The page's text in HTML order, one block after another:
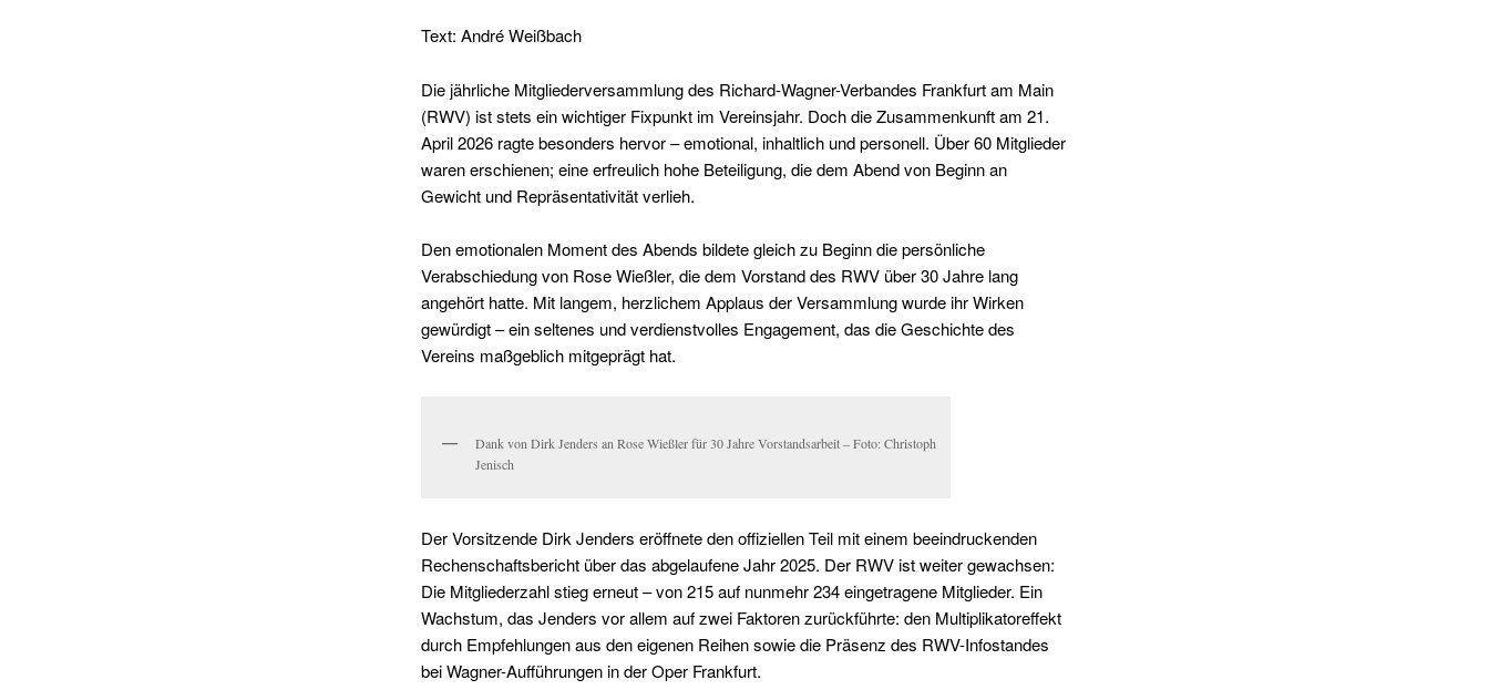
Text: André Weißbach
Die jährliche Mitgliederversammlung des Richard-Wagner-Verbandes Frankfurt am Main
(RWV) ist stets ein wichtiger Fixpunkt im Vereinsjahr. Doch die Zusammenkunft am 21.
April 2026 ragte besonders hervor – emotional, inhaltlich und personell. Über 60 Mitglieder
waren erschienen; eine erfreulich hohe Beteiligung, die dem Abend von Beginn an
Gewicht und Repräsentativität verlieh.
Den emotionalen Moment des Abends bildete gleich zu Beginn die persönliche
Verabschiedung von Rose Wießler, die dem Vorstand des RWV über 30 Jahre lang
angehört hatte. Mit langem, herzlichem Applaus der Versammlung wurde ihr Wirken
gewürdigt – ein seltenes und verdienstvolles Engagement, das die Geschichte des
Vereins maßgeblich mitgeprägt hat.
Dank von Dirk Jenders an Rose Wießler für 30 Jahre Vorstandsarbeit – Foto: Christoph
Jenisch
Der Vorsitzende Dirk Jenders eröffnete den offiziellen Teil mit einem beeindruckenden
Rechenschaftsbericht über das abgelaufene Jahr 2025. Der RWV ist weiter gewachsen:
Die Mitgliederzahl stieg erneut – von 215 auf nunmehr 234 eingetragene Mitglieder. Ein
Wachstum, das Jenders vor allem auf zwei Faktoren zurückführte: den Multiplikatoreffekt
durch Empfehlungen aus den eigenen Reihen sowie die Präsenz des RWV-Infostandes
bei Wagner-Aufführungen in der Oper Frankfurt.